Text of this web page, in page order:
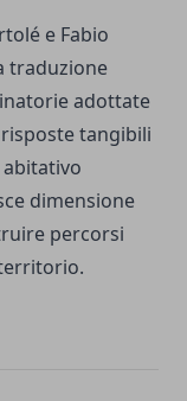
e Fabio
traduzione
adottate
tangibili
dimensione
percorsi